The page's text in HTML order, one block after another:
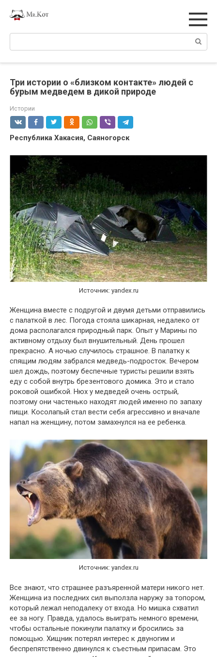
Поиск:
Три истории о «близком контакте» людей с
бурым медведем в дикой природе
Истории
Республика Хакасия, Саяногорск
Источник: yandex.ru
Женщина вместе с подругой и двумя детьми отправились
с палаткой в лес. Погода стояла шикарная, недалеко от
дома располагался природный парк. Опыт у Марины по
активному отдыху был внушительный. День прошел
прекрасно. А ночью случилось страшное. В палатку к
спящим людям забрался медведь-подросток. Вечером
шел дождь, поэтому беспечные туристы решили взять
еду с собой внутрь брезентового домика. Это и стало
роковой ошибкой. Нюх у медведей очень острый,
поэтому они частенько находят людей именно по запаху
пищи. Косолапый стал вести себя агрессивно и вначале
напал на женщину, потом замахнулся на ее ребенка.
Источник: yandex.ru
Все знают, что страшнее разъяренной матери никого нет.
Женщина из последних сил выползла наружу за топором,
который лежал неподалеку от входа. Но мишка схватил
ее за ногу. Правда, удалось выиграть немного времени,
чтобы остальные покинули палатку и бросились за
помощью. Хищник потерял интерес к двуногим и
беспрепятственно двинулся к съестным припасам. Это